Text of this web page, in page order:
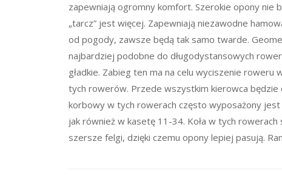
zapewniają ogromny komfort. Szerokie opony nie
„tarcz” jest więcej. Zapewniają niezawodne
od pogody, zawsze będą tak samo twarde.
najbardziej podobne do długodystansowych
gładkie. Zabieg ten ma na celu wyciszenie
tych rowerów. Przede wszystkim kierowca będzie
korbowy w tych rowerach często wyposażony
jak również w kasetę 11-34. Koła w tych
szersze felgi, dzięki czemu opony lepiej pasują.